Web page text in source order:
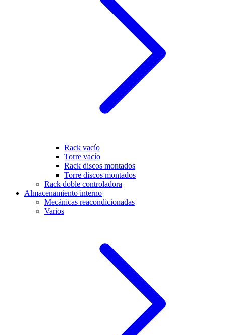
Rack vacío
Torre vacío
Rack discos montados
Torre discos montados
Rack doble controladora
Almacenamiento interno
Mecánicas reacondicionadas
Varios